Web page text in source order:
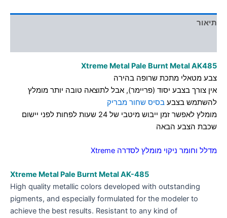
תיאור
Xtreme Metal Pale Burnt Metal AK485
צבע מטאלי מתכת שרופה בהירה
אין צורך בצבע יסוד (פריימר), אבל לתוצאה טובה יותר מומלץ
להשתמש בצבע בסיס שחור מבריק
מומלץ לאפשר זמן ייבוש מיטבי של 24 שעות לפחות לפני יישום
שכבת הצבע הבאה
מדלל וחומר ניקוי מומלץ לסדרה Xtreme
Xtreme Metal Pale Burnt Metal AK-485
High quality metallic colors developed with outstanding
pigments, and especially formulated for the modeler to
achieve the best results. Resistant to any kind of